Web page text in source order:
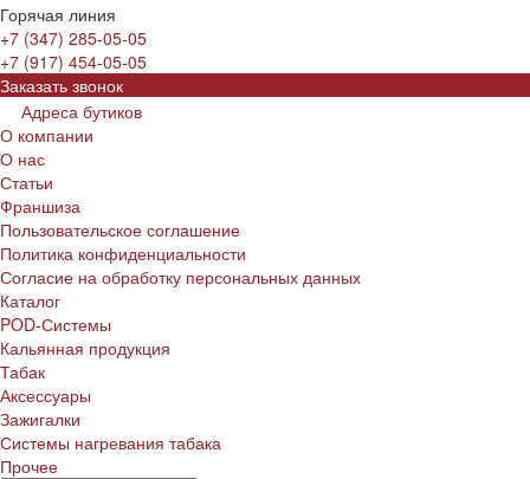
Горячая линия
+7 (347) 285-05-05
+7 (917) 454-05-05
Заказать звонок
Адреса бутиков
О компании
О нас
Статьи
Франшиза
Пользовательское соглашение
Политика конфиденциальности
Согласие на обработку персональных данных
Каталог
POD-Системы
Кальянная продукция
Табак
Аксессуары
Зажигалки
Системы нагревания табака
Прочее